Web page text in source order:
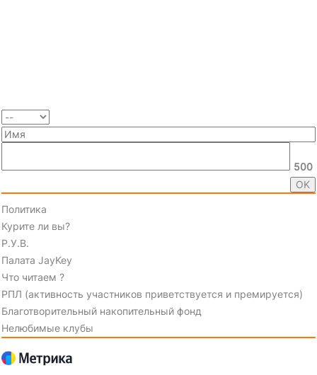
500
Политика
Курите ли вы?
Р.У.В.
Палата JayKey
Что читаем ?
РПЛ (активность участников приветствуется и премируется)
Благотворительный накопительный фонд
Нелюбимые клубы